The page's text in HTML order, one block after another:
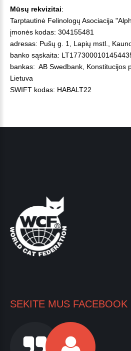
Mūsų rekvizitai:
Tarptautinė Felinologų Asociacija
įmonės kodas: 304155481
adresas: Pušų g. 1, Lapių mstl.,
banko sąskaita:
bankas: AB Swedbank, Konstitucijos
Lietuva
SWIFT kodas: HABALT22
SEKITE MUS FACEBOOK